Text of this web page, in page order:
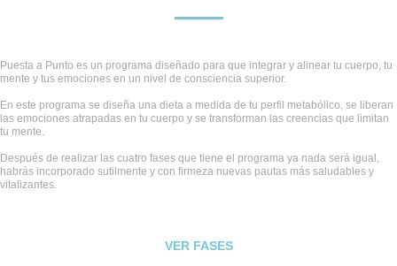
Puesta a Punto es un programa diseñado para que integrar y alinear tu cuerpo, tu
mente y tus emociones en un nivel de consciencia superior.
En este programa se diseña una dieta a medida de tu perfil metabólico, se liberan
las emociones atrapadas en tu cuerpo y se transforman las creencias que limitan
tu mente.
Después de realizar las cuatro fases que tiene el programa ya nada será igual,
habrás incorporado sutilmente y con firmeza nuevas pautas más saludables y
vitalizantes.
VER FASES